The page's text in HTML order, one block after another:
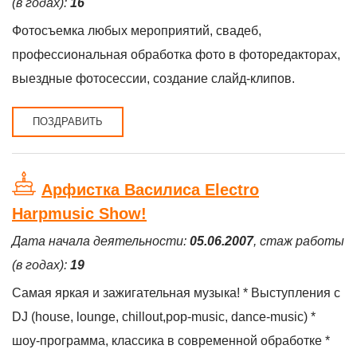
(в годах): 16
Фотосъемка любых мероприятий, свадеб,
профессиональная обработка фото в фоторедакторах,
выездные фотосессии, создание слайд-клипов.
ПОЗДРАВИТЬ
Арфистка Василиса Electro
Harpmusic Show!
Дата начала деятельности: 05.06.2007, стаж работы
(в годах): 19
Самая яркая и зажигательная музыка! * Выступления с
DJ (house, lounge, chillout,pop-music, dance-music) *
шоу-программа, классика в современной обработке *